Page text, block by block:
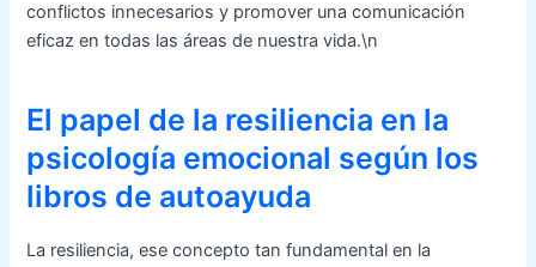
conflictos innecesarios y promover una comunicación
eficaz en todas las áreas de nuestra vida.\n
El papel de la resiliencia en la
psicología emocional según los
libros de autoayuda
La resiliencia, ese concepto tan fundamental en la